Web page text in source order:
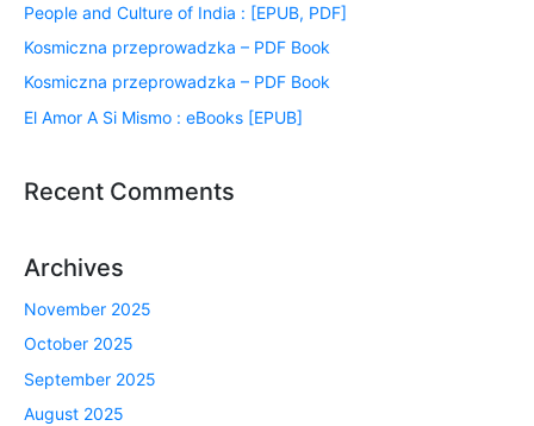
People and Culture of India : [EPUB, PDF]
Kosmiczna przeprowadzka – PDF Book
Kosmiczna przeprowadzka – PDF Book
El Amor A Si Mismo : eBooks [EPUB]
Recent Comments
Archives
November 2025
October 2025
September 2025
August 2025